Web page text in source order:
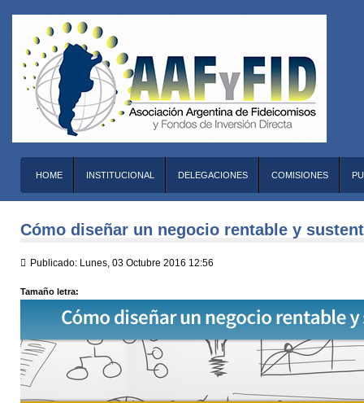
HOME INSTITUCIONAL DELEGACIONES COMISIONES
Cómo diseñar un negocio rentable y
Publicado: Lunes, 03 Octubre 2016 12:56
Tamaño letra: